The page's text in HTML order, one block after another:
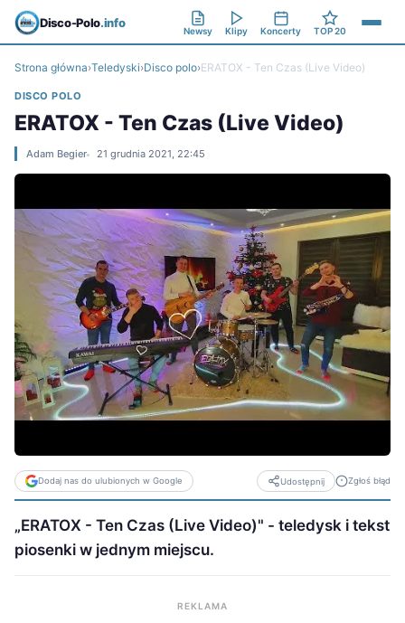
Disco-Polo.info
Newsy Klipy Koncerty TOP 20
Strona główna›Teledyski›Disco polo›ERATOX - Ten Czas (Live Video)
DISCO POLO
ERATOX - Ten Czas (Live Video)
Adam Begier 21 grudnia 2021, 22:45
Dodaj nas do ulubionych w Google Udostępnij Zgłoś błąd
„ERATOX - Ten Czas (Live Video)" - teledysk i tekst
piosenki w jednym miejscu.
REKLAMA